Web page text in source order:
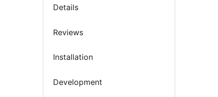
Details
Reviews
Installation
Development